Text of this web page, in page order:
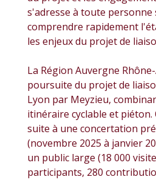
s'adresse à toute
comprendre rapidement
les enjeux du projet de
La Région Auvergne
poursuite du projet de
Lyon par Meyzieu,
itinéraire cyclable et
suite à une concertation
(novembre 2025 à janvier
un public large (18 000
participants, 280